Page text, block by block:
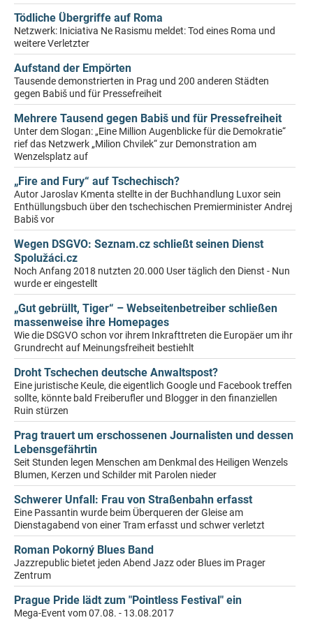
Tödliche Übergriffe auf Roma
Netzwerk: Iniciativa Ne Rasismu meldet: Tod eines Roma und
weitere Verletzter
Aufstand der Empörten
Tausende demonstrierten in Prag und 200 anderen Städten
gegen Babiš und für Pressefreiheit
Mehrere Tausend gegen Babiš und für Pressefreiheit
Unter dem Slogan: „Eine Million Augenblicke für die Demokratie“
rief das Netzwerk „Milion Chvilek“ zur Demonstration am
Wenzelsplatz auf
„Fire and Fury“ auf Tschechisch?
Autor Jaroslav Kmenta stellte in der Buchhandlung Luxor sein
Enthüllungsbuch über den tschechischen Premierminister Andrej
Babiš vor
Wegen DSGVO: Seznam.cz schließt seinen Dienst
Spolužáci.cz
Noch Anfang 2018 nutzten 20.000 User täglich den Dienst - Nun
wurde er eingestellt
„Gut gebrüllt, Tiger“ – Webseitenbetreiber schließen
massenweise ihre Homepages
Wie die DSGVO schon vor ihrem Inkrafttreten die Europäer um ihr
Grundrecht auf Meinungsfreiheit bestiehlt
Droht Tschechen deutsche Anwaltspost?
Eine juristische Keule, die eigentlich Google und Facebook treffen
sollte, könnte bald Freiberufler und Blogger in den finanziellen
Ruin stürzen
Prag trauert um erschossenen Journalisten und dessen
Lebensgefährtin
Seit Stunden legen Menschen am Denkmal des Heiligen Wenzels
Blumen, Kerzen und Schilder mit Parolen nieder
Schwerer Unfall: Frau von Straßenbahn erfasst
Eine Passantin wurde beim Überqueren der Gleise am
Dienstagabend von einer Tram erfasst und schwer verletzt
Roman Pokorný Blues Band
Jazzrepublic bietet jeden Abend Jazz oder Blues im Prager
Zentrum
Prague Pride lädt zum "Pointless Festival" ein
Mega-Event vom 07.08. - 13.08.2017